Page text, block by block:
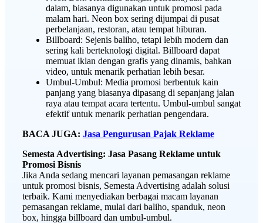
dalam, biasanya digunakan untuk promosi pada
malam hari. Neon box sering dijumpai di pusat
perbelanjaan, restoran, atau tempat hiburan.
Billboard: Sejenis baliho, tetapi lebih modern dan
sering kali berteknologi digital. Billboard dapat
memuat iklan dengan grafis yang dinamis, bahkan
video, untuk menarik perhatian lebih besar.
Umbul-Umbul: Media promosi berbentuk kain
panjang yang biasanya dipasang di sepanjang jalan
raya atau tempat acara tertentu. Umbul-umbul sangat
efektif untuk menarik perhatian pengendara.
BACA JUGA: Jasa Pengurusan Pajak Reklame
Semesta Advertising: Jasa Pasang Reklame untuk
Promosi Bisnis
Jika Anda sedang mencari layanan pemasangan reklame
untuk promosi bisnis, Semesta Advertising adalah solusi
terbaik. Kami menyediakan berbagai macam layanan
pemasangan reklame, mulai dari baliho, spanduk, neon
box, hingga billboard dan umbul-umbul.